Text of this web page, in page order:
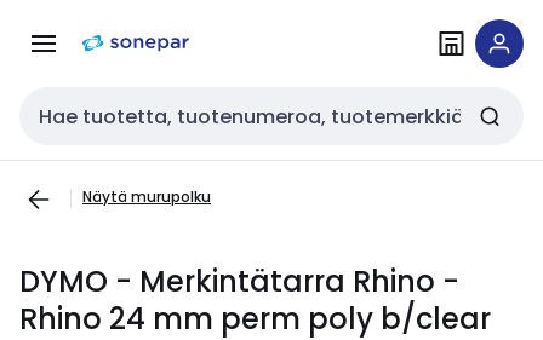
navigointiinsisältöön
Haku
Näytä murupolku
DYMO - Merkintätarra Rhino -
Rhino 24 mm perm poly b/clear